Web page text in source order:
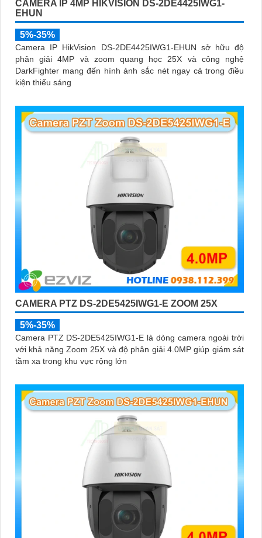
CAMERA IP 4MP HIKVISION DS-2DE4425IWG1-
EHUN
5%-35%
Camera IP HikVision DS-2DE4425IWG1-EHUN sở hữu độ
phân giải 4MP và zoom quang học 25X và công nghệ
DarkFighter mang đến hình ảnh sắc nét ngay cả trong điều
kiện thiếu sáng
CAMERA PTZ DS-2DE5425IWG1-E ZOOM 25X
5%-35%
Camera PTZ DS-2DE5425IWG1-E là dòng camera ngoài trời
với khả năng Zoom 25X và độ phân giải 4.0MP giúp giám sát
tầm xa trong khu vực rộng lớn